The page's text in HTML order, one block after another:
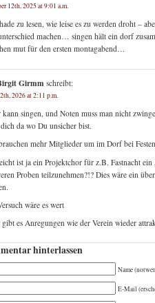
12th, 2025 at 9:01 a.m.
zu lesen, wie leise es zu werden droht –
machen… singen hält ein dorf
mut für den ersten montagabend…
Girmm schreibt:
2026 at 2:11 p.m.
kann singen, und Noten muss man nicht
da wo Du unsicher bist.
mehr Mitglieder um im Dorf bei
ist ja ein Projektchor für z.B. Fastnacht
Proben teilzunehmen?!? Dies wäre ein
wäre es wert
gibt es Anregungen wie der Verein wieder
hinterlassen
Name
E-Mail